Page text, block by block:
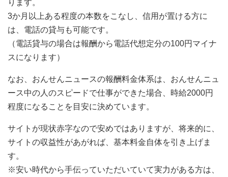
ります。
3か月以上ある程度の本数をこなし、信用が置ける方に
は、電話の貸与も可能です。
（電話貸与の場合は報酬から電話代想定分の100円マイナ
スになります）
なお、おんせんニュースの報酬料金体系は、おんせんニュ
ース中の人のスピードで仕事ができた場合、時給2000円
程度になることを目安に決めています。
サイトが現状赤字なので安めではありますが、将来的に、
サイトの収益性があがれば、基本料金自体を引き上げま
す。
※安い時代から手伝っていただいていて実力がある方は、